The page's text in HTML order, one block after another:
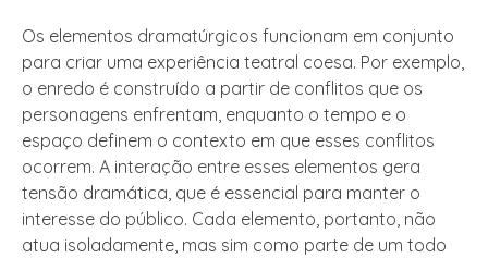
Os elementos dramatúrgicos funcionam em conjunto
para criar uma experiência teatral coesa. Por exemplo,
o enredo é construído a partir de conflitos que os
personagens enfrentam, enquanto o tempo e o
espaço definem o contexto em que esses conflitos
ocorrem. A interação entre esses elementos gera
tensão dramática, que é essencial para manter o
interesse do público. Cada elemento, portanto, não
atua isoladamente, mas sim como parte de um todo